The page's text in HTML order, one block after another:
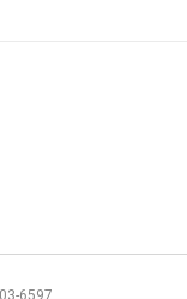
6597